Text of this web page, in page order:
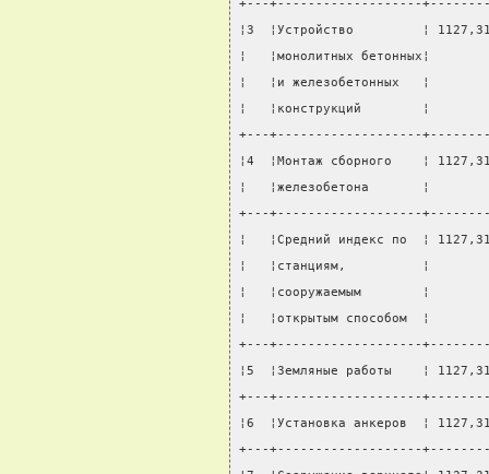
+---+-------------------
¦3  ¦Устройство         ¦
¦   ¦монолитных
¦   ¦и железобетонных
¦   ¦конструкций
+---+-------------------
¦4  ¦Монтаж сборного    ¦
¦   ¦железобетона
+---+-------------------
¦   ¦Средний индекс по  ¦
¦   ¦станциям,          ¦
¦   ¦сооружаемым
¦   ¦открытым
+---+-------------------
¦5  ¦Земляные работы    ¦
+---+-------------------
¦6  ¦Установка анкеров  ¦
+---+-------------------